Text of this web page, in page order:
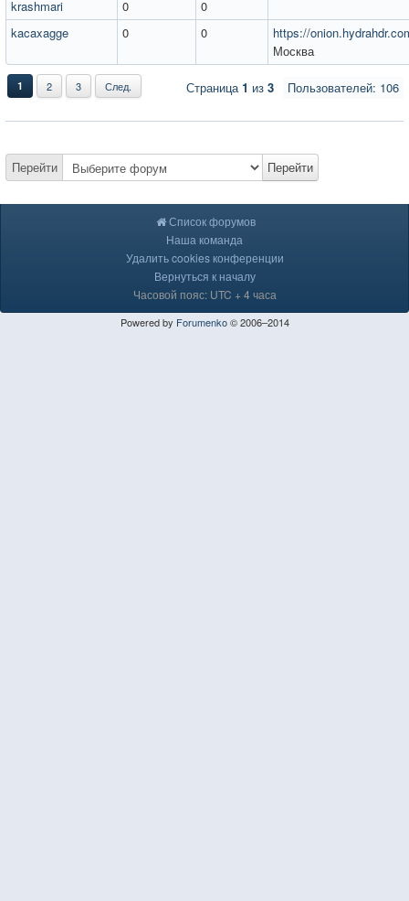
krashmari
0
0
kacaxagge
0 0
https://
Москва
Пользователей: 106
1 2 3 След. Страница1 из 3
Перейти Перейти
Список форумов
Наша команда
Удалить cookies конференции
Вернуться к началу
Часовой пояс: UTC + 4 часа
Powered by Forumenko© 2006–2014